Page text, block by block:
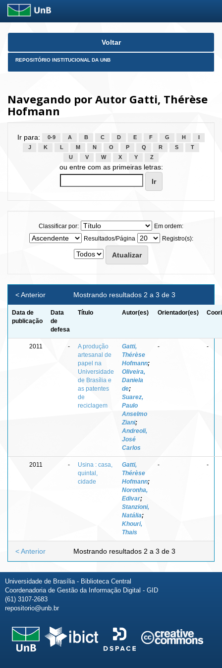
Skip
Voltar
REPOSITÓRIO INSTITUCIONAL DA UNB
Navegando por Autor Gatti, Thérèse
Hofmann
Ir para: 0-9 A B C D E F G H
J
K L M N O P Q R S
T
U
V W X Y Z
ou entre com as primeiras letras:
Classificar por:
Em ordem:
Resultados/Página
Registro(s):
Mostrando resultados 2 a 3 de 3
< Anterior
Data de
publicação
Data
de
defesa
Título Autor(es) Orientador(es)
2011 -
A produção
artesanal de
papel na
Universidade
de Brasília e
as patentes
de
reciclagem
Gatti,
Thérèse
Hofmann;
Oliveira,
Daniela
de;
Suarez,
Paulo
Anselmo
Ziani;
Andreoli,
José
Carlos
- -
2011 -
Usina : casa,
quintal,
cidade
Gatti,
Thérèse
Hofmann;
Noronha,
Edivar;
Stanzioni,
Natália;
Khouri,
Thais
- -
Mostrando resultados 2 a 3 de 3
< Anterior
Universidade de Brasília - Biblioteca Central
Coordenadoria de Gestão da Informação Digital - GID
(61) 3107-2683
repositorio@unb.br